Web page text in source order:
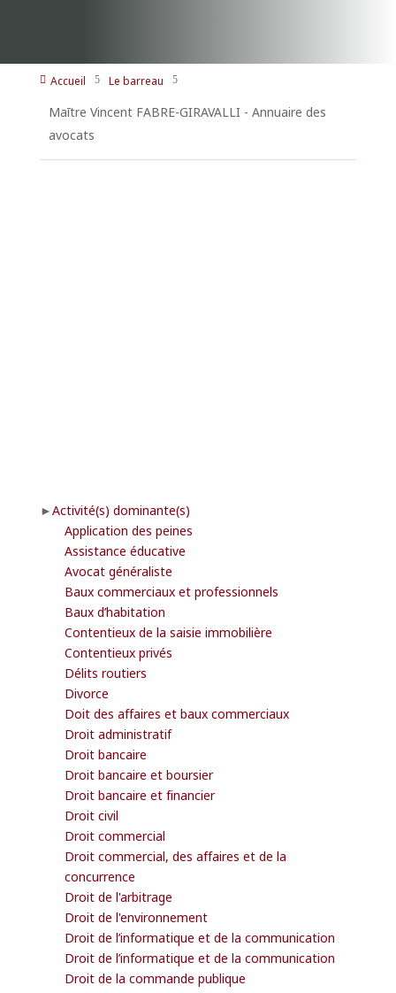
 Accueil 5 Le barreau 5
Maītre Vincent FABRE-GIRAVALLI - Annuaire des
avocats
Activité(s) dominante(s)
Application des peines
Assistance éducative
Avocat généraliste
Baux commerciaux et professionnels
Baux d’habitation
Contentieux de la saisie immobilière
Contentieux privés
Délits routiers
Divorce
Doit des affaires et baux commerciaux
Droit administratif
Droit bancaire
Droit bancaire et boursier
Droit bancaire et financier
Droit civil
Droit commercial
Droit commercial, des affaires et de la
concurrence
Droit de l'arbitrage
Droit de l'environnement
Droit de l’informatique et de la communication
Droit de l’informatique et de la communication
Droit de la commande publique